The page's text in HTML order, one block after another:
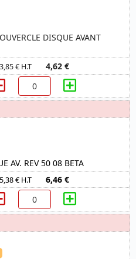
DISQUE AVANT
3,85 € H.T 4,62 €
AV. REV 50 08 BETA
5,38 € H.T 6,46 €